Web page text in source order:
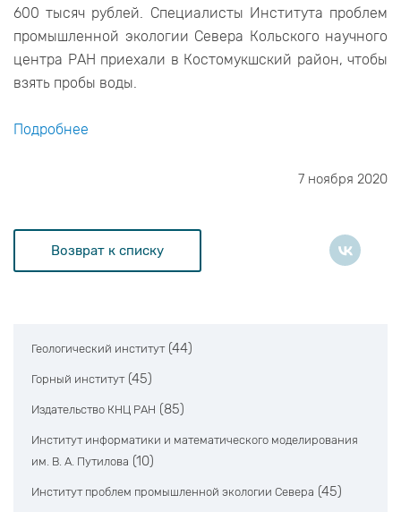
600 тысяч рублей. Специалисты Института проблем
промышленной экологии Севера Кольского научного
центра РАН приехали в Костомукшский район, чтобы
взять пробы воды.
Подробнее
7 ноября 2020
Возврат к списку
Геологический институт (44)
Горный институт (45)
Издательство КНЦ РАН (85)
Институт информатики и математического моделирования
им. В. А. Путилова (10)
Институт проблем промышленной экологии Севера (45)